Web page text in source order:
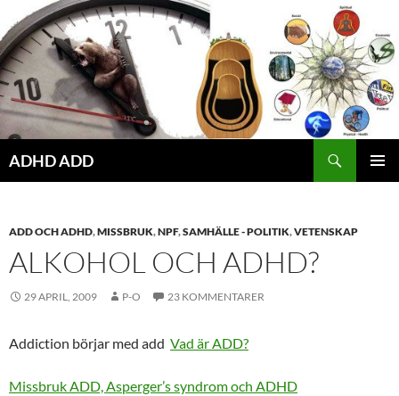
Hoppa
till
innehåll
ADHD ADD
ADD OCH ADHD,MISSBRUK,NPF,SAMHÄLLE - POLITIK,VETENSKAP
ALKOHOL OCH ADHD?
29 APRIL, 2009 P-O 23 KOMMENTARER
Addiction börjar med add Vad är ADD?
Missbruk ADD, Asperger’s syndrom och ADHD